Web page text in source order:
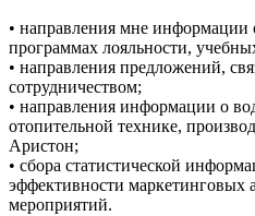
• направления мне информации
программах лояльности,
• направления предложений,
сотрудничеством;
• направления информации о
отопительной технике,
Аристон;
• сбора статистической
эффективности маркетинговых
мероприятий.